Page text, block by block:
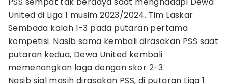
United di Liga 1 musim 2023/2024. Tim Laskar
Sembada kalah 1-3 pada putaran pertama
kompetisi. Nasib sama kembali dirasakan PSS saat
putaran kedua, Dewa United kembali
memenangkan laga dengan skor 2-3.
Nasib sial masih dirasakan PSS, di putaran Liga 1